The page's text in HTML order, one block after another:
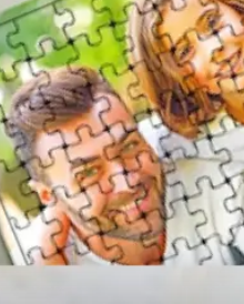
Pet Malzemeleri